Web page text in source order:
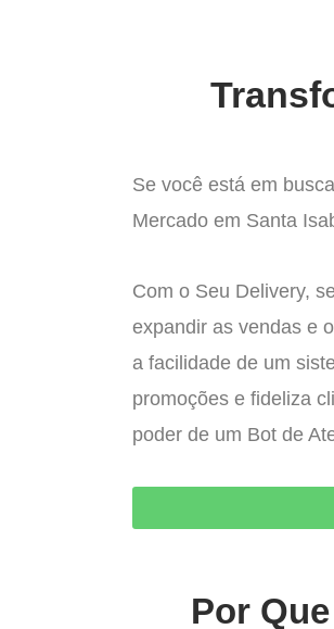
Se você está em
Mercado em Santa
Com o Seu Delivery,
expandir as vendas e
a facilidade de um
promoções e fideliza
poder de um Bot de
Por